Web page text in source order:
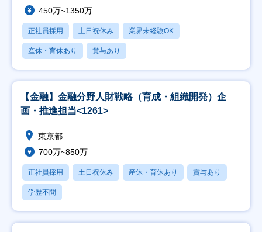
450万~1350万
正社員採用 土日祝休み 業界未経験OK
産休・育休あり 賞与あり
【金融】金融分野人財戦略（育成・組織開発）企
画・推進担当<1261>
東京都
700万~850万
正社員採用 土日祝休み 産休・育休あり 賞与あり
学歴不問